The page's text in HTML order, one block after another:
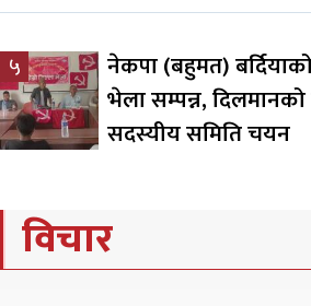
५
नेकपा (बहुमत)
भेला सम्पन्न,
सदस्यीय समिति चयन
विचार